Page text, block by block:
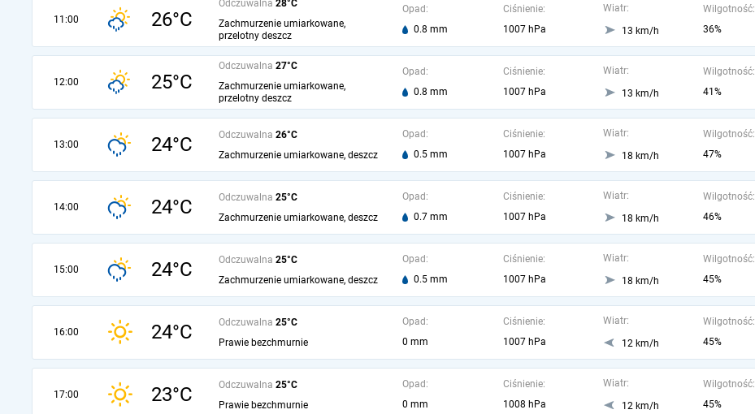
11:00 26°C
Odczuwalna 28°C
Zachmurzenie umiarkowane,
przelotny deszcz
Opad:
0.8 mm
Ciśnienie:
1007 hPa
Wiatr:
13 km/h
Wilgotność:
36%
12:00 25°C
Odczuwalna 27°C
Zachmurzenie umiarkowane,
przelotny deszcz
Opad:
0.8 mm
Ciśnienie:
1007 hPa
Wiatr:
13 km/h
Wilgotność:
41%
13:00 24°C Odczuwalna 26°C
Zachmurzenie umiarkowane, deszcz
Opad:
0.5 mm
Ciśnienie:
1007 hPa
Wiatr:
18 km/h
Wilgotność:
47%
14:00 24°C Odczuwalna 25°C
Zachmurzenie umiarkowane, deszcz
Opad:
0.7 mm
Ciśnienie:
1007 hPa
Wiatr:
18 km/h
Wilgotność:
46%
15:00 24°C Odczuwalna 25°C
Zachmurzenie umiarkowane, deszcz
Opad:
0.5 mm
Ciśnienie:
1007 hPa
Wiatr:
18 km/h
Wilgotność:
45%
16:00 24°C Odczuwalna 25°C
Prawie bezchmurnie
Opad:
0 mm
Ciśnienie:
1007 hPa
Wiatr:
12 km/h
Wilgotność:
45%
17:00 23°C Odczuwalna 25°C
Prawie bezchmurnie
Opad:
0 mm
Ciśnienie:
1008 hPa
Wiatr:
12 km/h
Wilgotność:
45%